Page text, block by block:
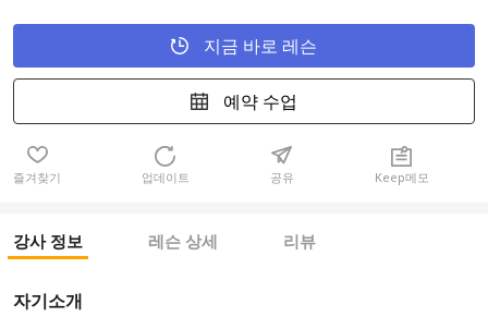
지금 바로 레슨
예약 수업
즐겨찾기 업데이트 공유 Keep메모
강사 정보 레슨 상세 리뷰
자기소개